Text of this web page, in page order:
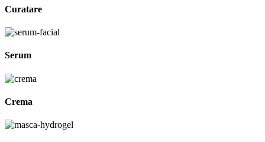
Curatare
Serum
Crema